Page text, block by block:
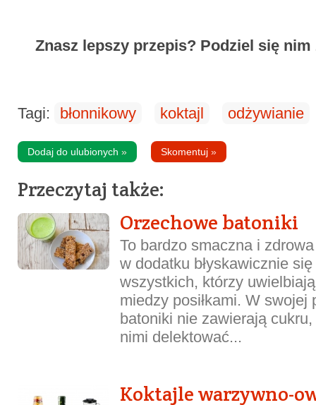
Znasz lepszy przepis? Podziel się nim
Tagi: błonnikowy koktajl odżywianie
Dodaj do ulubionych » Skomentuj »
Przeczytaj także:
Orzechowe batoniki
To bardzo smaczna i
w dodatku błyskawicznie
wszystkich, którzy
miedzy posiłkami. W swojej
batoniki nie zawierają
nimi delektować...
Koktajle warzywno-